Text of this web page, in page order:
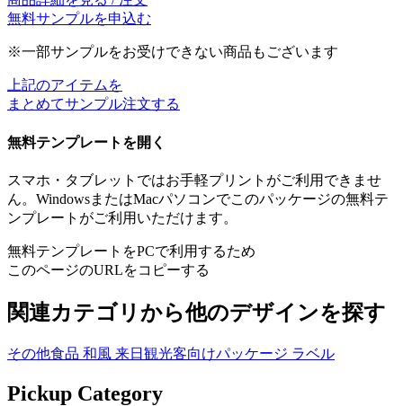
無料サンプルを申込む
※一部サンプルをお受けできない商品もございます
上記のアイテムを
まとめてサンプル注文する
無料テンプレートを開く
スマホ・タブレットではお手軽プリントがご利用できませ
ん。WindowsまたはMacパソコンでこのパッケージの無料テ
ンプレートがご利用いただけます。
無料テンプレートをPCで利用するため
このページのURLをコピーする
関連カテゴリから他のデザインを探す
その他食品 和風 来日観光客向けパッケージ ラベル
Pickup Category